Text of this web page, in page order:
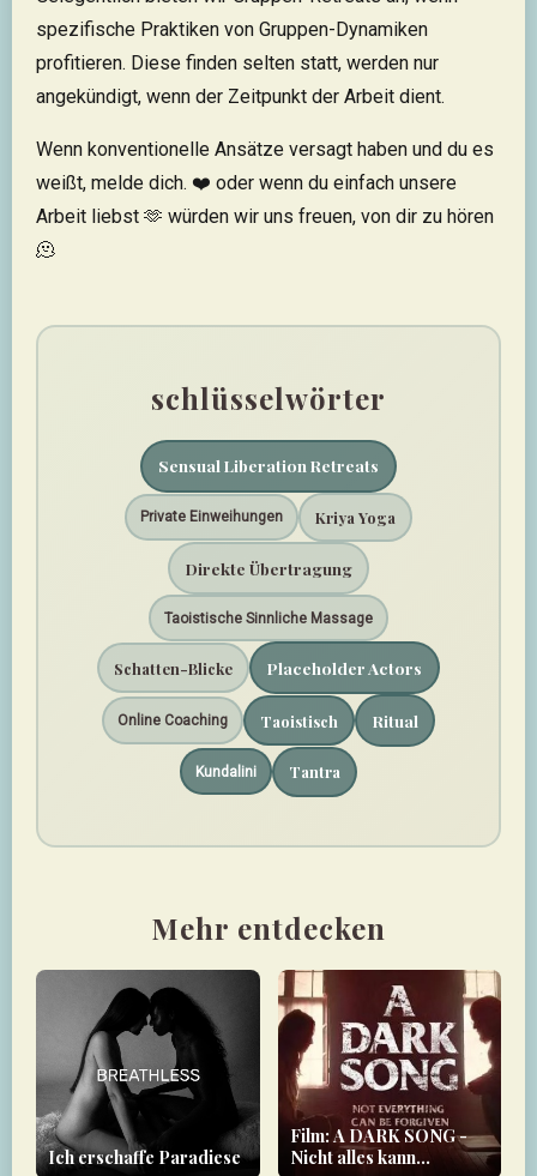
spezifische Praktiken von Gruppen-Dynamiken
profitieren. Diese finden selten statt, werden nur
angekündigt, wenn der Zeitpunkt der Arbeit dient.
Wenn konventionelle Ansätze versagt haben und du es
weißt, melde dich. ❤️ oder wenn du einfach unsere
Arbeit liebst 🫶 würden wir uns freuen, von dir zu hören
🫠
schlüsselwörter
Sensual Liberation Retreats
Private Einweihungen Kriya Yoga
Direkte Übertragung
Taoistische Sinnliche Massage
Schatten-Blicke Placeholder Actors
Online Coaching Taoistisch Ritual
Kundalini Tantra
Mehr entdecken
Ich erschaffe Paradiese
Film: A DARK SONG -
Nicht alles kann